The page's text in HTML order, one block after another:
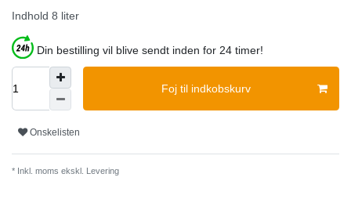
Indhold 8 liter
Din bestilling vil blive sendt inden for 24 timer!
Foj til indkobskurv
Onskelisten
* Inkl. moms ekskl. Levering